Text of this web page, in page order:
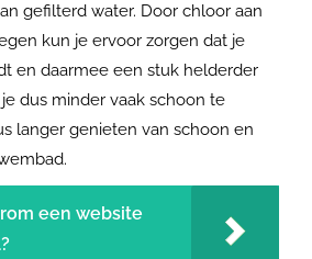
gefilterd water. Door chloor aan
kun je ervoor zorgen dat je
en daarmee een stuk helderder
dus minder vaak schoon te
langer genieten van schoon en
een website